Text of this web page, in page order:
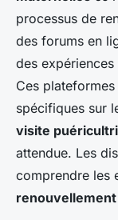
processus de
des forums en
des
Ces
spécifiques sur
visite
attendue. Les
comprendre les